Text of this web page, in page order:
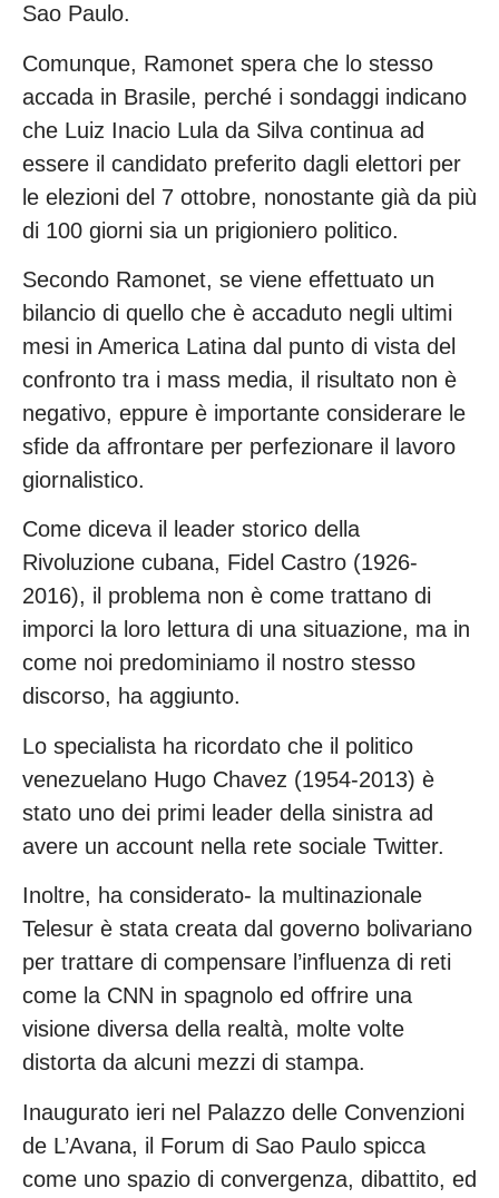
Sao Paulo.
Comunque, Ramonet spera che lo stesso
accada in Brasile, perché i sondaggi indicano
che Luiz Inacio Lula da Silva continua ad
essere il candidato preferito dagli elettori per
le elezioni del 7 ottobre, nonostante già da più
di 100 giorni sia un prigioniero politico.
Secondo Ramonet, se viene effettuato un
bilancio di quello che è accaduto negli ultimi
mesi in America Latina dal punto di vista del
confronto tra i mass media, il risultato non è
negativo, eppure è importante considerare le
sfide da affrontare per perfezionare il lavoro
giornalistico.
Come diceva il leader storico della
Rivoluzione cubana, Fidel Castro (1926-
2016), il problema non è come trattano di
imporci la loro lettura di una situazione, ma in
come noi predominiamo il nostro stesso
discorso, ha aggiunto.
Lo specialista ha ricordato che il politico
venezuelano Hugo Chavez (1954-2013) è
stato uno dei primi leader della sinistra ad
avere un account nella rete sociale Twitter.
Inoltre, ha considerato- la multinazionale
Telesur è stata creata dal governo bolivariano
per trattare di compensare l’influenza di reti
come la CNN in spagnolo ed offrire una
visione diversa della realtà, molte volte
distorta da alcuni mezzi di stampa.
Inaugurato ieri nel Palazzo delle Convenzioni
de L’Avana, il Forum di Sao Paulo spicca
come uno spazio di convergenza, dibattito, ed